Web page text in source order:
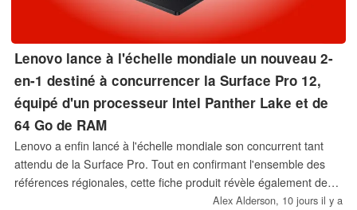
Lenovo lance à l'échelle mondiale un nouveau 2-
en-1 destiné à concurrencer la Surface Pro 12,
équipé d'un processeur Intel Panther Lake et de
64 Go de RAM
Lenovo a enfin lancé à l'échelle mondiale son concurrent tant
attendu de la Surface Pro. Tout en confirmant l'ensemble des
références régionales, cette fiche produit révèle également des
détails jusqu'alors inconnus concernant le ThinkPad X13
Alex Alderson, 10 jours il y a